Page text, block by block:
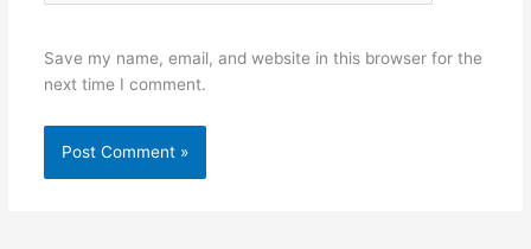
Save my name, email, and website in this browser for the
next time I comment.